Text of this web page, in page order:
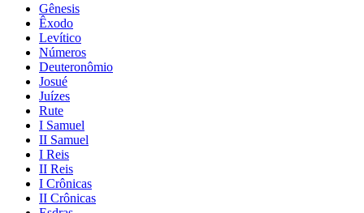
Gênesis
Êxodo
Levítico
Números
Deuteronômio
Josué
Juízes
Rute
I Samuel
II Samuel
I Reis
II Reis
I Crônicas
II Crônicas